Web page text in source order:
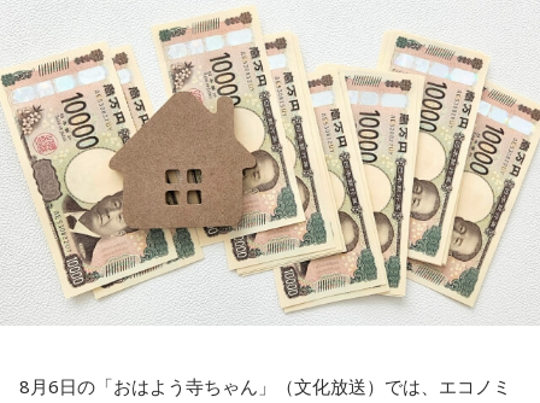
から8月は6日と9日の二つの原爆の日に、必ず1分間の黙祷と
いうものがあります。
一般にprayer（祈り）は、神に何か祈りを捧げて亡くなった
方々の魂のために祈るということになるんですけど、日本の
その1分間の黙祷で、誰が何を思うかっていうことは別に規定
がないんですね」
武田「そうですね」
キャンベル「何を考えてもいいわけです。これはすごく大事
なところでして、私たち一人一人が、今ここにいない人たち
い起こしながら共感をしたり、その人が経たであろう苦しみ
キャンベル「8時15分に1分間の黙祷がありました。この黙祷
の、日本や世界における歴史を振り返ってみると、実は日本
には独自のあり方というものがありまして。
私たちは『1分』という時間が、わりと共有されているわけで
すけれども、世界では、例えば私が育ったアメリカでは
『Moment of Silence』というふうに言われていて、時間が
決められていないんです。30秒だったり40秒だったりという
ことですし、その『Moment of Silence』は実は『Moment
of Prayer』、祈りの瞬間と
いうところから発展しているということがあります。
リッツクリークが
8月6日の「おはよう寺ちゃん」（文化放送）では、エコノミ